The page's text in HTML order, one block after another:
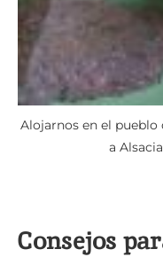
Alojarnos en el
a
Consejos